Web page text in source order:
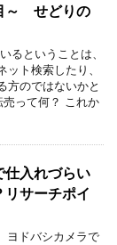
～ せどりの
るということは、
ト検索したり、
方のではないかと
って何？ これか
仕入れづらい
サーチポイ
ヨドバシカメラで